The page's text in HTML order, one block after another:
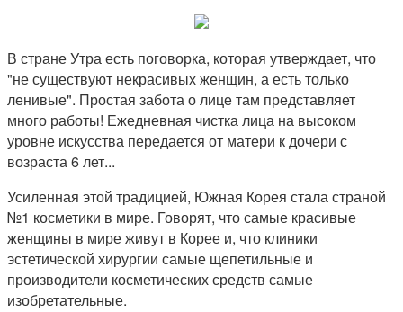
В стране Утра есть поговорка, которая утверждает, что
"не существуют некрасивых женщин, а есть только
ленивые". Простая забота о лице там представляет
много работы! Ежедневная чистка лица на высоком
уровне искусства передается от матери к дочери с
возраста 6 лет...
Усиленная этой традицией, Южная Корея стала страной
№1 косметики в мире. Говорят, что самые красивые
женщины в мире живут в Корее и, что клиники
эстетической хирургии самые щепетильные и
производители косметических средств самые
изобретательные.